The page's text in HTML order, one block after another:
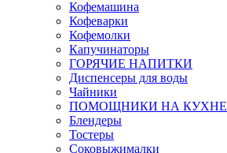
Кофемашина
Кофеварки
Кофемолки
Капучинаторы
ГОРЯЧИЕ НАПИТКИ
Диспенсеры для воды
Чайники
ПОМОЩНИКИ НА КУХНЕ
Блендеры
Тостеры
Соковыжималки